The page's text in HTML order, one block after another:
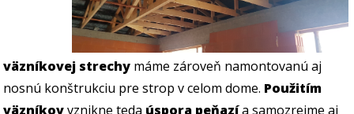
väzníkovej strechy máme zároveň namontovanú aj
nosnú konštrukciu pre strop v celom dome. Použitím
väzníkovvznikne teda úspora peňazía samozrejme aj